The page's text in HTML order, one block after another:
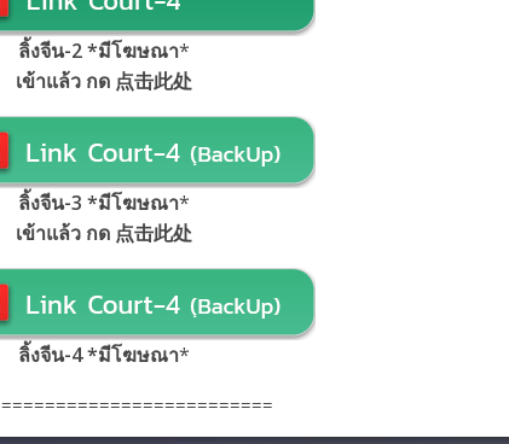
ลิ้งจีน-2 *มีโฆษณา*
เข้าแล้ว กด 点击此处
ลิ้งจีน-3 *มีโฆษณา*
เข้าแล้ว กด 点击此处
ลิ้งจีน-4 *มีโฆษณา*